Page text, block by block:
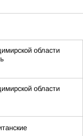
области
области